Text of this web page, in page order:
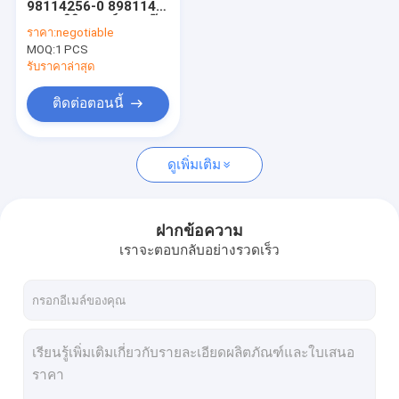
ฝาครอบวาล์วเครื่องยนต์
หัวกรองน้ำมัน
หัวกรองน้ำมันเชื้อเพลิง
เทอร์โมสตัทเครื่องยนต์
อะไหล่เครื่องยนต์
ปรางน้ํามันเครื่องยนต์
98114256-0 898114-
เกตสําหรับเครื่องยนต์
Isuzu 4HK1
ราคา:negotiable
MOQ:1 PCS
รับราคาล่าสุด
ติดต่อตอนนี้
ดูเพิ่มเติม
ฝากข้อความ
เราจะตอบกลับอย่างรวดเร็ว